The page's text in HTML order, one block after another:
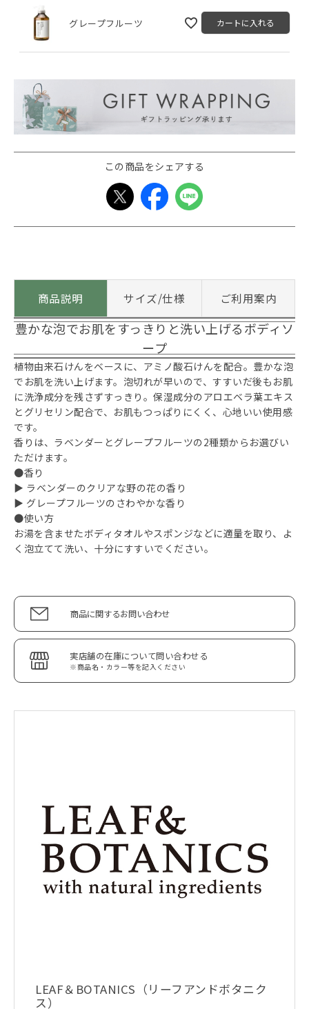
グレープフルーツ カートに入れる
この商品をシェアする
商品説明 サイズ/仕様 ご利用案内
豊かな泡でお肌をすっきりと洗い上げるボディソ
ープ
植物由来石けんをベースに、アミノ酸石けんを配合。豊かな泡
でお肌を洗い上げます。泡切れが早いので、すすいだ後もお肌
に洗浄成分を残さずすっきり。保湿成分のアロエベラ葉エキス
とグリセリン配合で、お肌もつっぱりにくく、心地いい使用感
です。
香りは、ラベンダーとグレープフルーツの2種類からお選びい
ただけます。
●香り
▶ ラベンダーのクリアな野の花の香り
▶ グレープフルーツのさわやかな香り
●使い方
お湯を含ませたボディタオルやスポンジなどに適量を取り、よ
く泡立てて洗い、十分にすすいでください。
商品に関するお問い合わせ
実店舗の在庫について問い合わせる
※商品名・カラー等を記入ください
LEAF＆BOTANICS（リーフアンドボタニク
ス）